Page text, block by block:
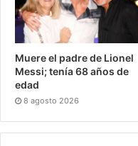
Muere el padre de Lionel
Messi; tenía 68 años de
edad
8 agosto 2026